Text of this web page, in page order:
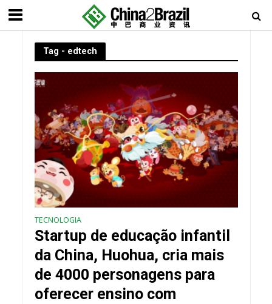
Tag - edtech
TECNOLOGIA
Startup de educação infantil
da China, Huohua, cria mais
de 4000 personagens para
oferecer ensino com